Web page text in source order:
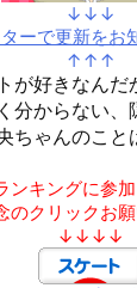
↓↓↓
ーで更新をお
↑↑↑
が好きなん
分からない、
ちゃんのこ
ンキングに参加
のクリックお
↓↓↓↓